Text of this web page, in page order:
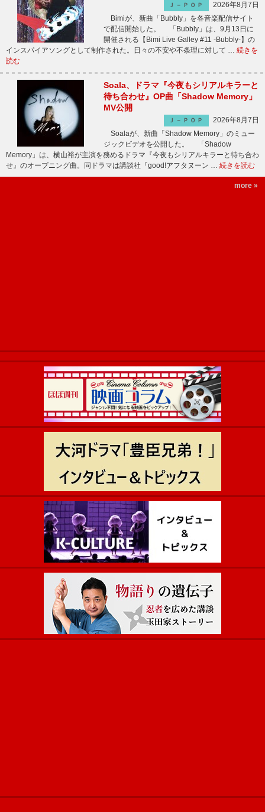
Ｊ－ＰＯＰ
2026年8月7日
Bimiが、新曲「Bubbly」を各音楽配信サイト
で配信開始した。 「Bubbly」は、9月13日に
開催される【Bimi Live Galley #11 -Bubbly-】の
インスパイアソングとして制作された。日々の不安や不条理に対して … 続きを
読む
Soala、ドラマ『今夜もシリアルキラーと
待ち合わせ』OP曲「Shadow Memory」
MV公開
Ｊ－ＰＯＰ
2026年8月7日
Soalaが、新曲「Shadow Memory」のミュー
ジックビデオを公開した。 「Shadow
Memory」は、横山裕が主演を務めるドラマ『今夜もシリアルキラーと待ち合わ
せ』のオープニング曲。同ドラマは講談社『good!アフタヌーン … 続きを読む
more »